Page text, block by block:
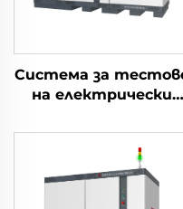
Система за
на електрически
литиеви батерии